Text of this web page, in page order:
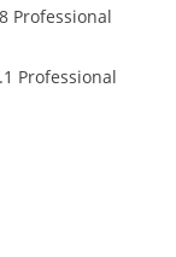
Professional
Professional